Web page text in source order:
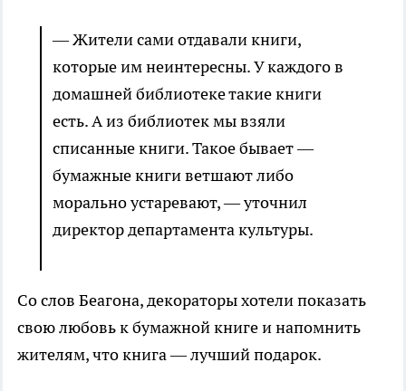
— Жители сами отдавали книги,
которые им неинтересны. У каждого в
домашней библиотеке такие книги
есть. А из библиотек мы взяли
списанные книги. Такое бывает —
бумажные книги ветшают либо
морально устаревают, — уточнил
директор департамента культуры.
Со слов Беагона, декораторы хотели показать
свою любовь к бумажной книге и напомнить
жителям, что книга — лучший подарок.